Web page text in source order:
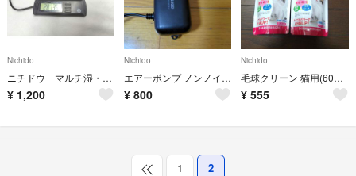
Nichido
ニチドウ マルチ湿・温度計 ①②
¥ 1,200
Nichido
エアーポンプ ノンノイズ S-100
¥ 800
Nichido
毛球クリーン 猫用(60g) ２個
¥ 555
1 2